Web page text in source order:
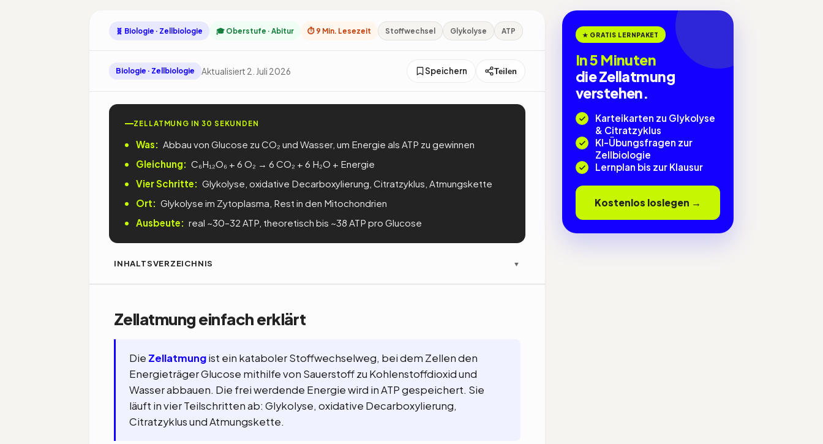
🧬 Biologie · Zellbiologie 🎓 Oberstufe · Abitur ⏱ 9 Min. Lesezeit Stoffwechsel Glykolyse ATP
Biologie · Zellbiologie Aktualisiert 2. Juli 2026 Speichern Teilen
ZELLATMUNG IN 30 SEKUNDEN
Was: Abbau von Glucose zu CO₂ und Wasser, um Energie als ATP zu gewinnen
Gleichung: C₆H₁₂O₆ + 6 O₂ → 6 CO₂ + 6 H₂O + Energie
Vier Schritte: Glykolyse, oxidative Decarboxylierung, Citratzyklus, Atmungskette
Ort: Glykolyse im Zytoplasma, Rest in den Mitochondrien
Ausbeute: real ~30–32 ATP, theoretisch bis ~38 ATP pro Glucose
INHALTSVERZEICHNIS ▼
Zellatmung einfach erklärt
Die Zellatmungist ein kataboler Stoffwechselweg, bei dem Zellen den
Energieträger Glucose mithilfe von Sauerstoff zu Kohlenstoffdioxid und
Wasser abbauen. Die frei werdende Energie wird in ATP gespeichert. Sie
läuft in vier Teilschritten ab: Glykolyse, oxidative Decarboxylierung,
Citratzyklus und Atmungskette.
★ GRATIS LERNPAKET
In 5 Minuten
die Zellatmung
verstehen.
Karteikarten zu Glykolyse
& Citratzyklus
KI-Übungsfragen zur
Zellbiologie
Lernplan bis zur Klausur
Kostenlos loslegen →